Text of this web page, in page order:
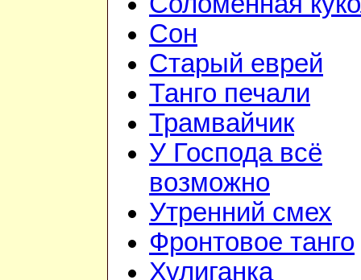
Сон
Старый еврей
Танго печали
Трамвайчик
У Господа всё
возможно
Утренний смех
Фронтовое танго
Хулиганка